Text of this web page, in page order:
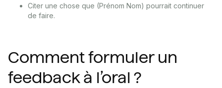
Citer une chose que (Prénom Nom) pourrait continuer
de faire.
Comment formuler un
feedback à l’oral ?